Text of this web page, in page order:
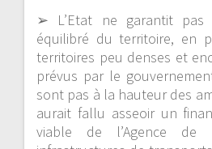
➢ L’Etat ne garantit pas
équilibré du territoire, en
territoires peu denses et
prévus par le
sont pas à la hauteur des
aurait fallu asseoir un
viable de l’Agence de